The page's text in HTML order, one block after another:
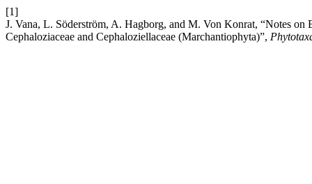
[1]
J. Vana, L. Söderström, A. Hagborg, and M. Von Konrat, “Notes
Cephaloziaceae and Cephaloziellaceae (Marchantiophyta)”,